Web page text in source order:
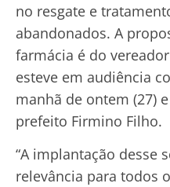
no resgate e
abandonados. A
farmácia é do
esteve em audiência
manhã de ontem (27)
prefeito Firmino Filho.
“A implantação desse
relevância para todos